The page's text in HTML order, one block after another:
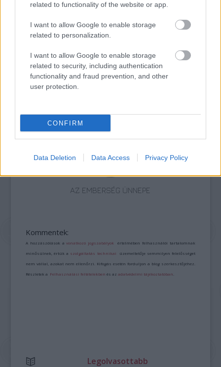
related to functionality of the website or app.
I want to allow Google to enable storage
related to personalization.
I want to allow Google to enable storage
related to security, including authentication
functionality and fraud prevention, and other
user protection.
CONFIRM
Data Deletion Data Access Privacy Policy
CONCERTO MESTERISKOLA ALBRECHT MAYER
AZ EMBERSÉG ÜNNEPE
Kommentek:
A hozzászólások avonatkozó jogszabályok értelmében felhasználói tartalomnak
minősülnek, értük a szolgáltatás technikai üzemeltetője semmilyen felelősséget
nem vállal, azokat nem ellenőrzi. Kifogás esetén forduljon a blog szerkesztőjéhez.
Részletek a Felhasználási feltételekben és azadatvédelmi tájékoztatóban
Legolvasottabb